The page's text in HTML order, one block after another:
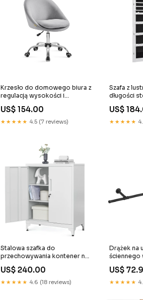
Krzesło do domowego biura z
regulacją wysokości i
materiał:Plusz + PU
US$ 154.00
★★★★★ 4.5 (7 reviews)
Szafa z
długości
US$
★★★★★
Stalowa szafka do
przechowywania kontener na
US$ 240.00
★★★★★ 4.6 (18 reviews)
Drążek na
ściennego
US$
★★★★★